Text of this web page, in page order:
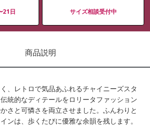
21日 サイズ相談受付中
商品説明
、レトロで気品あふれるチャイニーズスタ
統的なディテールをロリータファッション
さと可憐さを両立させました。ふんわりと
ンは、歩くたびに優雅な余韻を残します。